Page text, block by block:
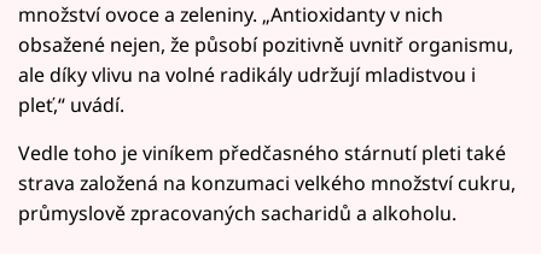
množství ovoce a zeleniny. „Antioxidanty v nich
obsažené nejen, že působí pozitivně uvnitř organismu,
ale díky vlivu na volné radikály udržují mladistvou i
pleť,“ uvádí.
Vedle toho je viníkem předčasného stárnutí pleti také
strava založená na konzumaci velkého množství cukru,
průmyslově zpracovaných sacharidů a alkoholu.